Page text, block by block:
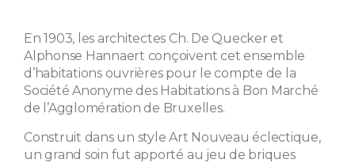
En 1903, les architectes Ch. De Quecker et
Alphonse Hannaert conçoivent cet ensemble
d’habitations ouvrières pour le compte de la
Société Anonyme des Habitations à Bon Marché
de l’Agglomération de Bruxelles.
Construit dans un style Art Nouveau éclectique,
un grand soin fut apporté au jeu de briques